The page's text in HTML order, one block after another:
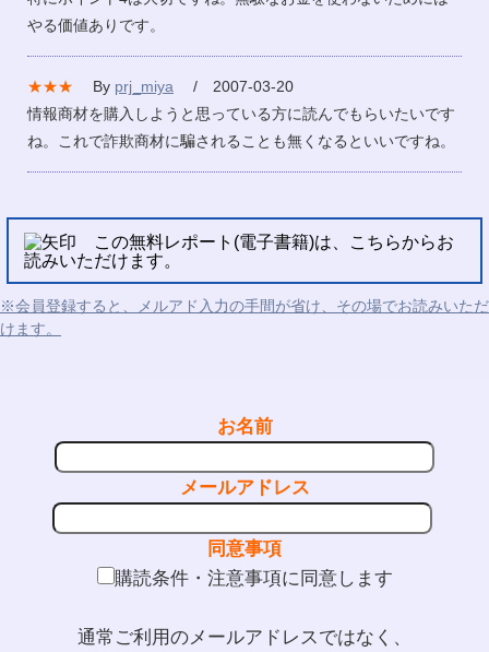
やる価値ありです。
★★★ By prj_miya
/ 2007-03-20
情報商材を購入しようと思っている方に読んでもらいたいです
ね。これで詐欺商材に騙されることも無くなるといいですね。
この無料レポート(電子書籍)は、こちらからお
読みいただけます。
※会員登録すると、メルアド入力の手間が省け、その場でお読みいただ
けます。
お名前
メールアドレス
同意事項
購読条件・注意事項に同意します
通常ご利用のメールアドレスではなく、